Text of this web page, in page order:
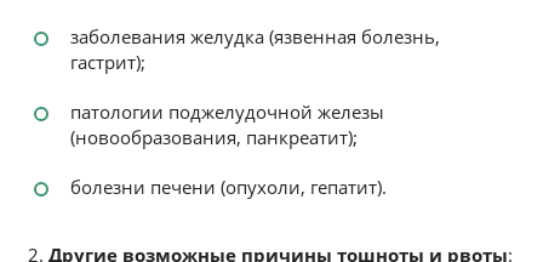
заболевания желудка (язвенная болезнь,
гастрит);
патологии поджелудочной железы
(новообразования, панкреатит);
болезни печени (опухоли, гепатит).
Другие возможные причины тошноты и рвоты: